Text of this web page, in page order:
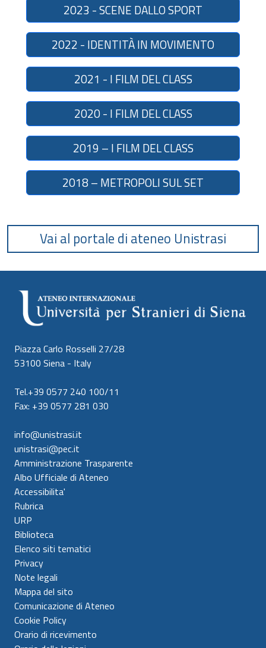
2023 - SCENE DALLO SPORT
2022 - IDENTITÀ IN MOVIMENTO
2021 - I FILM DEL CLASS
2020 - I FILM DEL CLASS
2019 – I FILM DEL CLASS
2018 – METROPOLI SUL SET
Vai al portale di ateneo Unistrasi
Piazza Carlo Rosselli 27/28
53100 Siena - Italy
Tel.+39 0577 240 100/11
Fax: +39 0577 281 030
info@unistrasi.it
unistrasi@pec.it
Amministrazione Trasparente
Albo Ufficiale di Ateneo
Accessibilita'
Rubrica
URP
Biblioteca
Elenco siti tematici
Privacy
Note legali
Mappa del sito
Comunicazione di Ateneo
Cookie Policy
Orario di ricevimento